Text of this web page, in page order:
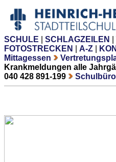
SCHULE SCHLAGZEILEN
FOTOSTRECKEN
A-Z
Mittagessen
Krankmeldungen alle
040 428 891-199
Schulbüro